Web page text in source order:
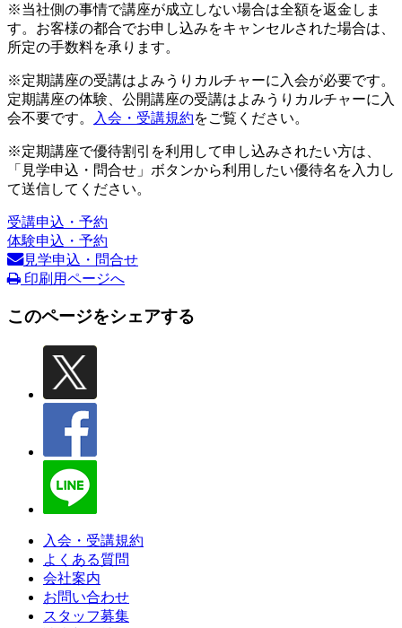
※当社側の事情で講座が成立しない場合は全額を返金しま
す。お客様の都合でお申し込みをキャンセルされた場合は、
所定の手数料を承ります。
※定期講座の受講はよみうりカルチャーに入会が必要です。
定期講座の体験、公開講座の受講はよみうりカルチャーに入
会不要です。
入会・受講規約をご覧ください。
※定期講座で優待割引を利用して申し込みされたい方は、
「見学申込・問合せ」ボタンから利用したい優待名を入力し
て送信してください。
受講申込・予約
体験申込・予約
見学申込・問合せ
印刷用ページへ
このページをシェアする
入会・受講規約
よくある質問
会社案内
お問い合わせ
スタッフ募集